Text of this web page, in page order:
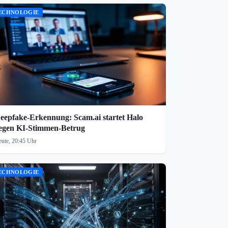
Erkennung: Scam.ai startet Halo
KI-Stimmen-Betrug
20:45 Uhr